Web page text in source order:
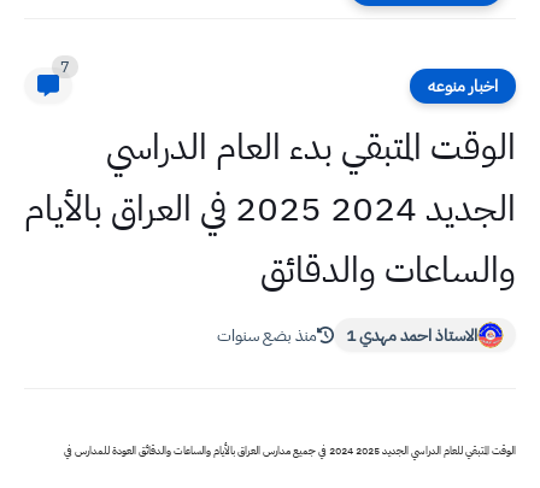
اخبار منوعه
7
الوقت المتبقي بدء العام الدراسي
الجديد 2024 2025 في العراق بالأيام
والساعات والدقائق
الاستاذ احمد مهدي 1 منذ بضع سنوات
الوقت المتبقي للعام الدراسي الجديد 2025 2024 في جميع مدارس العراق بالأيام والساعات والدقائق العودة للمدارس في